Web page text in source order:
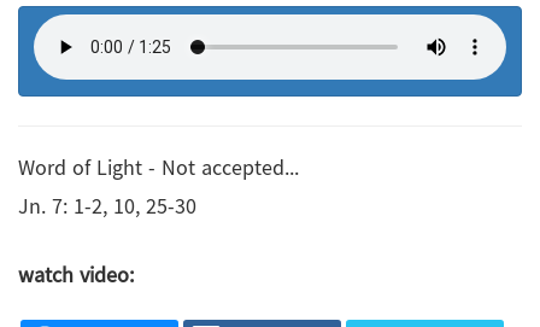
Word of Light - Not accepted...
Jn. 7: 1-2, 10, 25-30
watch video: